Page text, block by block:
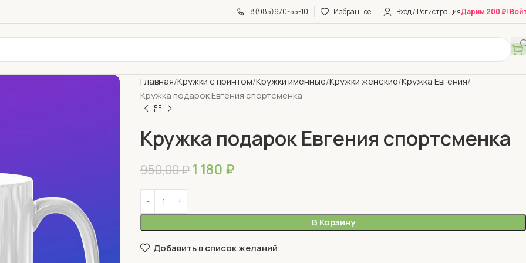
8(985)970-55-10 Избранное Вход / РегистрацияДарим 200 ₽!
Главная Кружки с принтом Кружки именные Кружки женские Кружка Евгения
Кружка подарок Евгения спортсменка
Кружка подарок Евгения спортсменка
950,00₽ 1 180 ₽
В Корзину
Добавить в список желаний